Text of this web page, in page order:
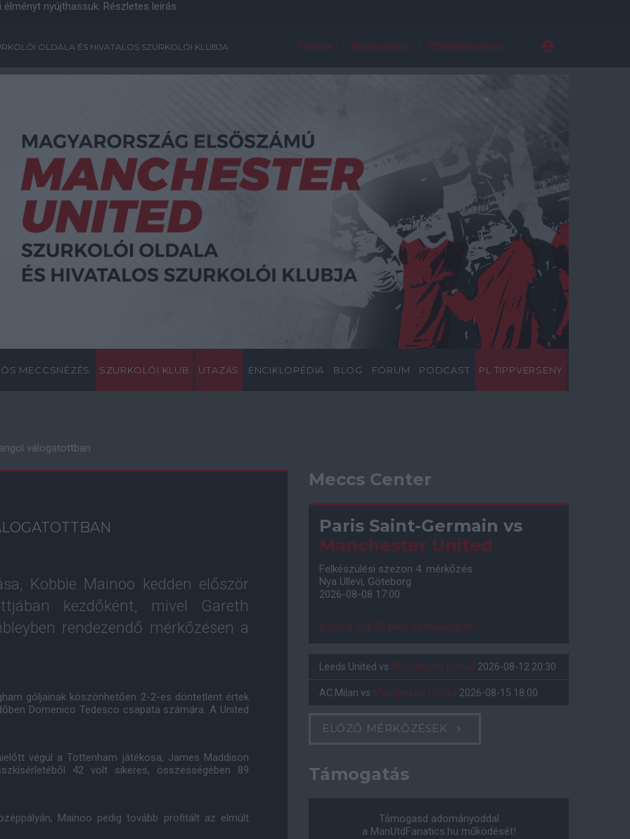
nyújthassuk. Részletes leírás
OLDALA ÉS HIVATALOS SZURKOLÓI KLUBJA Főoldal Regisztráció Elfelejtett jelszó
MECCSNÉZÉS SZURKOLÓI KLUB UTAZÁS ENCIKLOPÉDIA BLOG FÓRUM PODCAST PL TIPPVERSENY
válogatottban
Kobbie Mainoo kedden először
kezdőként, mivel Gareth
rendezendő mérkőzésen a
góljainak köszönhetően 2-2-es döntetlent értek
Domenico Tedesco csapata számára. A United
végül a Tottenham játékosa, James Maddison
42 volt sikeres, összességében 89
Mainoo pedig tovább profitált az elmúlt
Meccs Center
Paris Saint-Germain vs
Manchester United
Felkészülési szezon 4. mérkőzés
Nya Ullevi, Göteborg
2026-08-08 17:00
0 nap 9 óra 37 perc 22 másodperc
Leeds United vs Manchester United 2026-08-12 20:30
AC Milan vs Manchester United 2026-08-15 18:00
ELŐZŐ MÉRKŐZÉSEK
Támogatás
Támogasd adományoddal
a ManUtdFanatics.hu működését!